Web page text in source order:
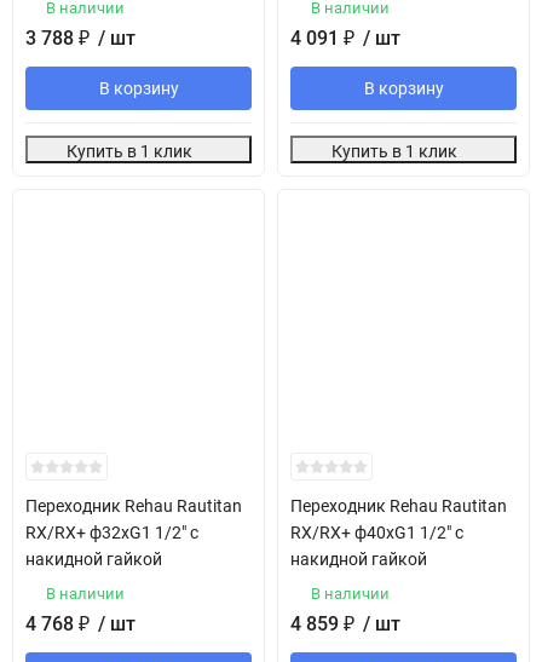
В наличии
3 788 ₽ / шт
В корзину
Купить в 1 клик
В наличии
4 091 ₽ / шт
В корзину
Купить в 1 клик
Переходник Rehau Rautitan
RX/RX+ ф32хG1 1/2" с
накидной гайкой
В наличии
4 768 ₽ / шт
Переходник Rehau Rautitan
RX/RX+ ф40хG1 1/2" с
накидной гайкой
В наличии
4 859 ₽ / шт